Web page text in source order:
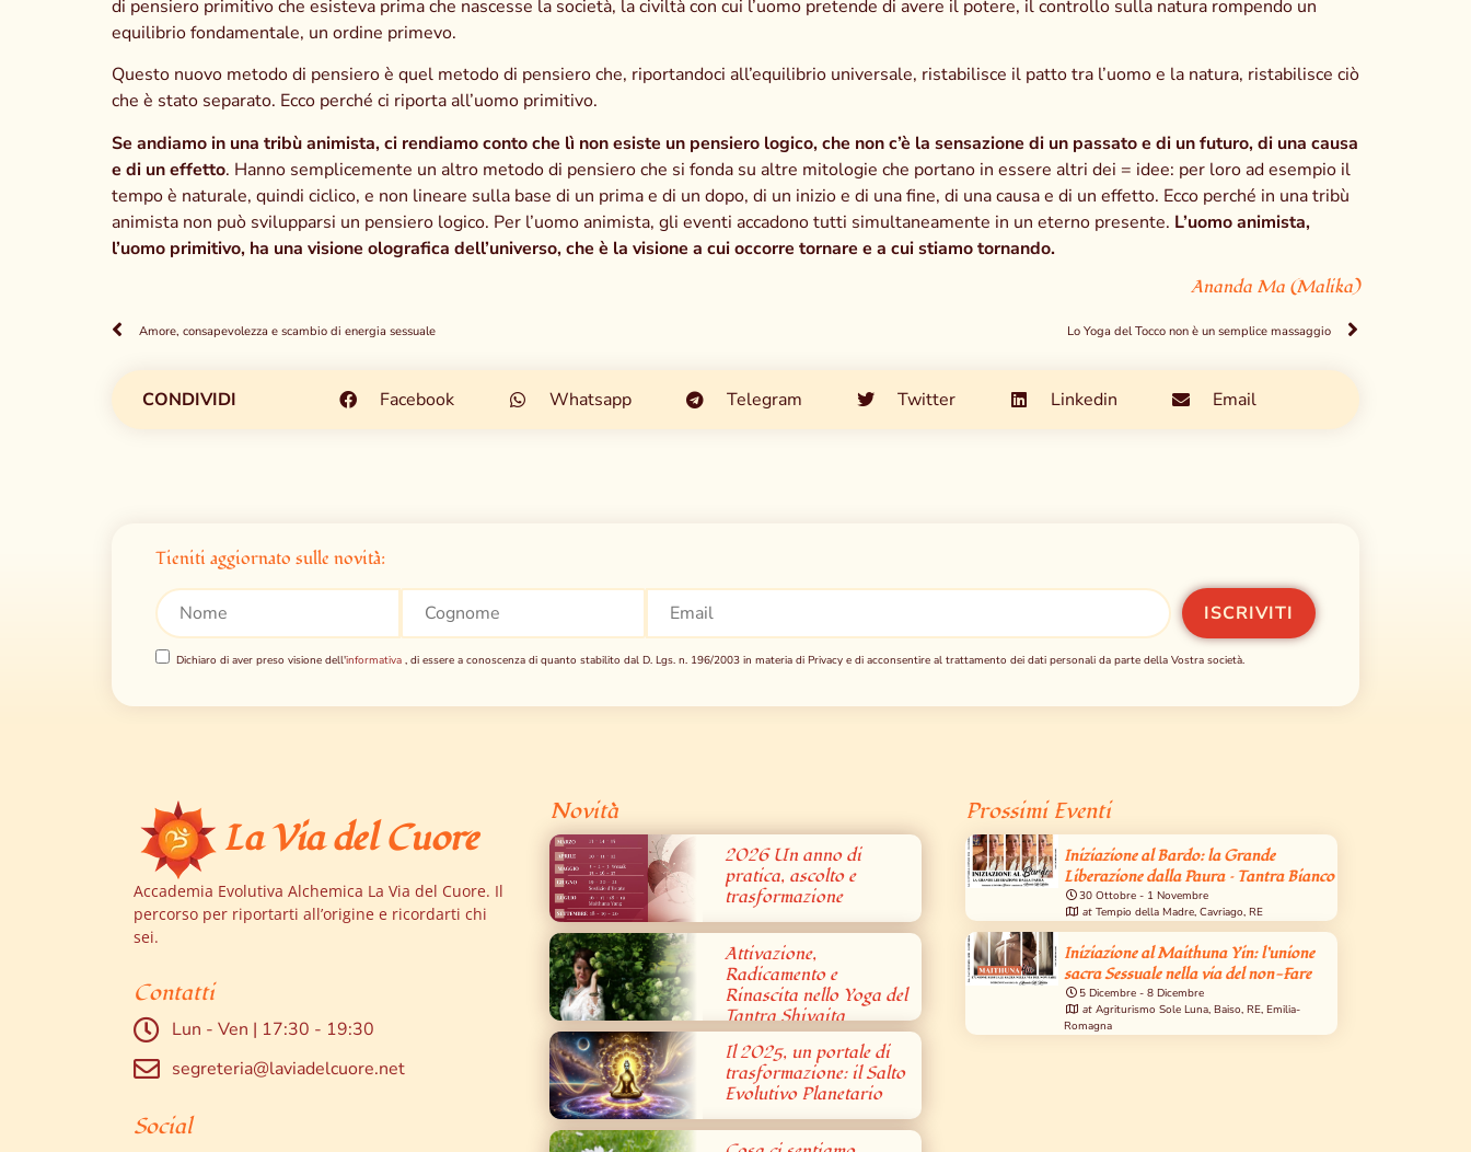
di pensiero primitivo che esisteva prima che nascesse la società, la civiltà con cui l’uomo pretende di avere il potere, il controllo sulla natura rompendo un
equilibrio fondamentale, un ordine primevo.
Questo nuovo metodo di pensiero è quel metodo di pensiero che, riportandoci all’equilibrio universale, ristabilisce il patto tra l’uomo e la natura, ristabilisce ciò
che è stato separato. Ecco perché ci riporta all’uomo primitivo.
Se andiamo in una tribù animista, ci rendiamo conto che lì non esiste un pensiero logico, che non c’è la sensazione di un passato e di un futuro, di una causa
e di un effetto. Hanno semplicemente un altro metodo di pensiero che si fonda su altre mitologie che portano in essere altri dei = idee: per loro ad esempio il
tempo è naturale, quindi ciclico, e non lineare sulla base di un prima e di un dopo, di un inizio e di una fine, di una causa e di un effetto. Ecco perché in una tribù
animista non può svilupparsi un pensiero logico. Per l’uomo animista, gli eventi accadono tutti simultaneamente in un eterno presente. L’uomo animista,
l’uomo primitivo, ha una visione olografica dell’universo, che è la visione a cui occorre tornare e a cui stiamo tornando.
Ananda Ma (Malika)
Amore, consapevolezza e scambio di energia sessuale Lo Yoga del Tocco non è un semplice massaggio
CONDIVIDI Facebook Whatsapp Telegram Twitter Linkedin Email
Tieniti aggiornato sulle novità:
Dichiaro di aver preso visione dell'informativa , di essere a conoscenza di quanto stabilito dal D. Lgs. n. 196/2003 in materia di Privacy e di acconsentire al trattamento dei dati personali da parte della Vostra società.
La Via del Cuore
Accademia Evolutiva Alchemica La Via del Cuore. Il
percorso per riportarti all’origine e ricordarti chi
sei.
Contatti
Lun - Ven | 17:30 - 19:30
segreteria@laviadelcuore.net
Social
Novità
2026 Un anno di
pratica, ascolto e
trasformazione
Attivazione,
Radicamento e
Rinascita nello Yoga del
Tantra Shivaita
Il 2025, un portale di
trasformazione: il Salto
Evolutivo Planetario
Prossimi Eventi
Iniziazione al Bardo: la Grande
Liberazione dalla Paura – Tantra Bianco
30 Ottobre- 1 Novembre
at Tempio della Madre, Cavriago, RE
Iniziazione al Maithuna Yin: l’unione
sacra Sessuale nella via del non-Fare
5 Dicembre- 8 Dicembre
at Agriturismo Sole Luna, Baiso, RE, Emilia-
Romagna